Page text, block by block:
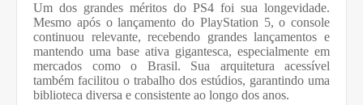
Um dos grandes méritos do PS4 foi sua longevidade.
Mesmo após o lançamento do PlayStation 5, o console
continuou relevante, recebendo grandes lançamentos e
mantendo uma base ativa gigantesca, especialmente em
mercados como o Brasil. Sua arquitetura acessível
também facilitou o trabalho dos estúdios, garantindo uma
biblioteca diversa e consistente ao longo dos anos.